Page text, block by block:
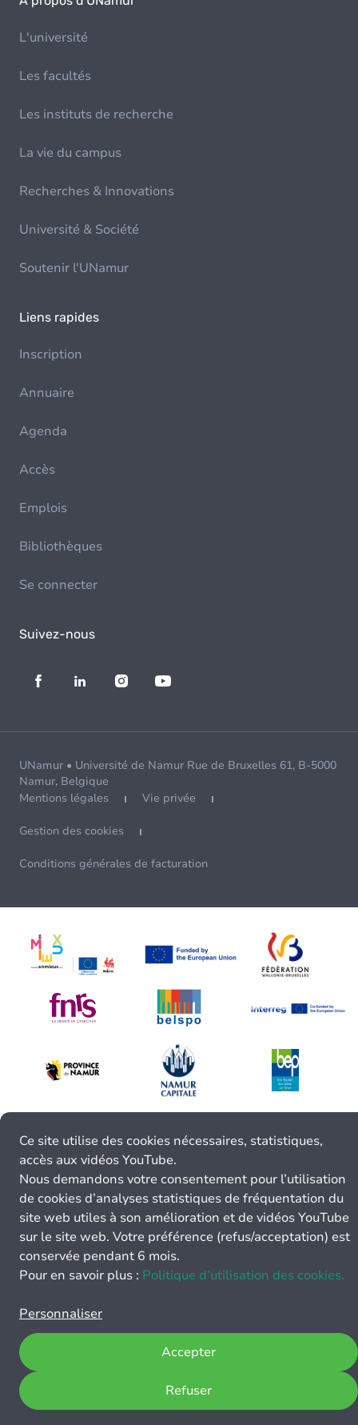
L'université
Les facultés
Les instituts de recherche
La vie du campus
Recherches & Innovations
Université & Société
Soutenir l'UNamur
Liens rapides
Inscription
Annuaire
Agenda
Accès
Emplois
Bibliothèques
Se connecter
Suivez-nous
UNamur • Université de Namur Rue de Bruxelles 61, B-5000
Namur, Belgique
Mentions légales
Vie privée
Gestion des cookies
Conditions générales de facturation
Ce site utilise des cookies nécessaires, statistiques,
accès aux vidéos YouTube.
Nous demandons votre consentement pour l’utilisation
de cookies d’analyses statistiques de fréquentation du
site web utiles à son amélioration et de vidéos YouTube
sur le site web. Votre préférence (refus/acceptation) est
conservée pendant 6 mois.
Pour en savoir plus : Politique d’utilisation des cookies.
Personnaliser
Refuser
Accepter